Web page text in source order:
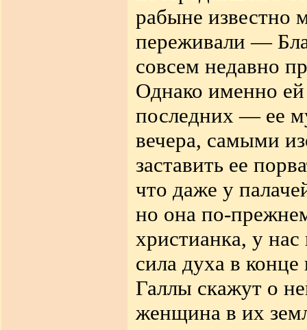
рабыне известно
переживали —
совсем недавно
Однако именно
последних — ее
вечера, самыми
заставить ее
что даже у
но она по-
христианка, у
сила духа в
Галлы скажут о
женщина в их